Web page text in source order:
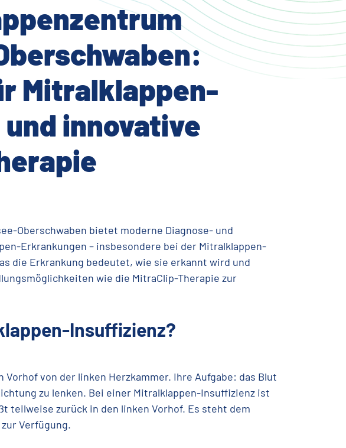
Mitralklappen-
innovative
Oberschwaben bietet moderne Diagnose- und
Erkrankungen – insbesondere bei der Mitralklappen-
die Erkrankung bedeutet, wie sie erkannt wird und
wie die MitraClip-Therapie zur
Insuffizienz?
von der linken Herzkammer. Ihre Aufgabe: das Blut
zu lenken. Bei einer Mitralklappen-Insuffizienz ist
teilweise zurück in den linken Vorhof. Es steht dem
Verfügung.